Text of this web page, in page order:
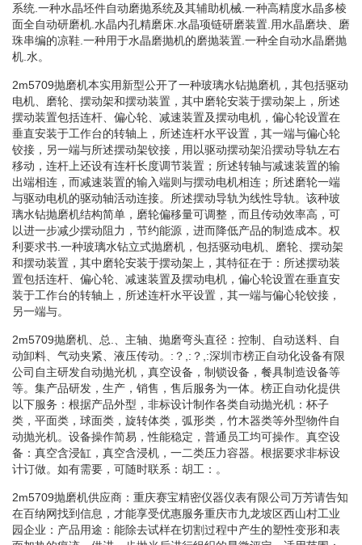
系统.一种水晶坯件自动磨抛系统及其辅助机械.一种高精度水晶多棱
面全自动研磨机.水晶内孔精磨床.水晶项链研磨装置.用水晶磨块、磨
珠串编的凉鞋.一种用于水晶磨抛机的磨抛装置.一种全自动水晶磨抛
机.水。
2m5709抛磨机本实用新型公开了一种玻璃水钻抛磨机，其包括驱动
电机、磨轮、摆动架和摆动装置，其中磨轮安装于摆动架上，所述
摆动装置包括连杆、偏心轮、减速装置及摆动电机，偏心轮设置在
垂直安装于工作台的转轴上，所述连杆水平设置，其一端与偏心轮
铰接，另一端与所述摆动架铰接，用以驱动摆动架沿摆动导轨左右
移动，连杆上还设有连杆长度调节装置；所述转轴与减速装置的输
出端相连，而减速装置的输入端则与摆动电机相连；所述磨轮一端
与驱动电机的驱动轴活动连接。所述摆动导轨为线性导轨。该种玻
璃水钻抛磨机结构简单，磨轮偏移量可调整，而且传动效率高，可
以进一步减少摆动阻力，节约能源，进而降低产品的制造成本。权
利要求书.一种玻璃水钻立式抛磨机，包括驱动电机、磨轮、摆动架
和摆动装置，其中磨轮安装于摆动架上，其特征在于：所述摆动装
置包括连杆、偏心轮、减速装置及摆动电机，偏心轮设置在垂直安
装于工作台的转轴上，所述连杆水平设置，其一端与偏心轮铰接，
另一端与。
2m5709抛磨机、总.、主轴、抛磨弯头直径：控制、自动送料、自
动卸料、气动夹紧、液压传动。:？,:？,:深圳市榜正自动化设备有限
公司自主研发自动抛光机，真空设备，制锁设备，餐具制造设备等
等。集产品研发，生产，销售，售后服务为一体。榜正自动化提供
以下服务：根据产品外型，非标设计制作各类自动抛光机：杯子
类，平面类，球面类，旋转体类，弧形类，竹木器类等外型物件自
动抛光机。设备操作简易，性能稳定，普通员工均可操作。真空设
备：真空含浸缸，真空含浸机，一二类压力容器。根据要求非标设
计订做。如有需要，可随时联系：胡工：。
2m5709抛磨机供应商：重庆赛宝精密仪器仪表有限公司万芳请告知
在百纳网找到信息，才能享受优惠服务重庆市九龙坡区西山村工业
园企业：产品用途：能除去试样在切割过程中产生的塑性变形和表